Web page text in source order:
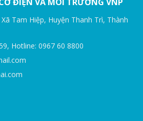
Tam Hiệp, Huyện Thanh Trì, Thành
Hotline: 0967 60 8800